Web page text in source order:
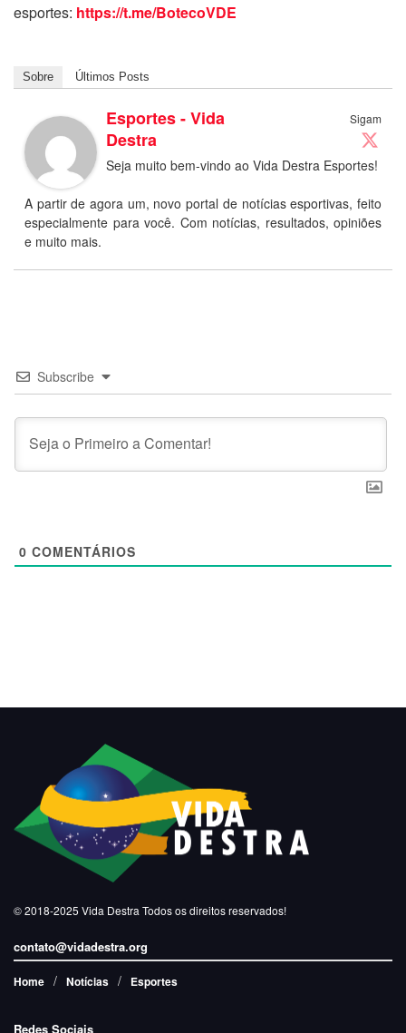
esportes: https://t.me/BotecoVDE
Sobre Últimos Posts
Sigam
Esportes - Vida
Destra
Seja muito bem-vindo ao Vida Destra Esportes!
A partir de agora um, novo portal de notícias esportivas, feito
especialmente para você. Com notícias, resultados, opiniões
e muito mais.
Subscribe
0 COMENTÁRIOS
© 2018-2025 Vida Destra Todos os direitos reservados!
contato@vidadestra.org
Home Notícias Esportes
Redes Sociais